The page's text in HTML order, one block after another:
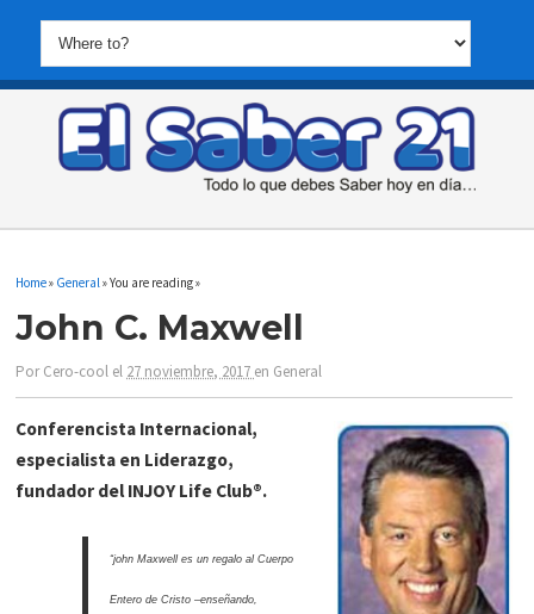
Home» General » You are reading »
John C. Maxwell
PorCero-cool el 27 noviembre, 2017 en General
Conferencista Internacional,
especialista en Liderazgo,
fundador del INJOY Life Club®.
“john Maxwell es un regalo al Cuerpo
Entero de Cristo –enseñando,